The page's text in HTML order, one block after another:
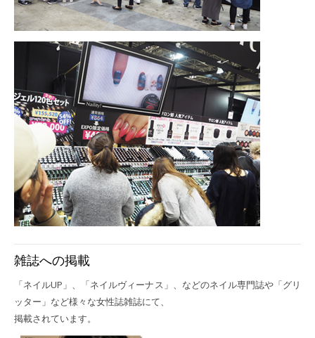
雑誌への掲載
「ネイルUP」、「ネイルヴィーナス」、などのネイル専門誌や「グリ
ッター」など様々な女性誌雑誌にて、
掲載されています。